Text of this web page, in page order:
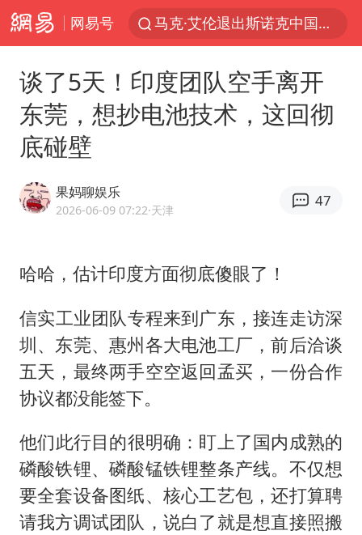
网易号
马克·艾伦退出斯诺克中国公开赛
上四休三，但降薪1000元，你接受吗？
全民健身事业高质量发展
《欢迎来龙餐馆》口碑
茅台部分直营店飞天茅台提价
黄金牛市回来了吗
杭州全市有序停课
乐享全民健身 共筑健康中国
谈了5天！印度团队空手离开
东莞，想抄电池技术，这回彻
底碰壁
果妈聊娱乐
2026-06-09 07:22·天津
47
​​哈哈，估计印度方面彻底傻眼了！
​​信实工业团队专程来到广东，接连走访深
圳、东莞、惠州各大电池工厂，前后洽谈
五天，最终两手空空返回孟买，一份合作
协议都没能签下。
​​他们此行目的很明确：盯上了国内成熟的
磷酸铁锂、磷酸锰铁锂整条产线。不仅想
要全套设备图纸、核心工艺包，还打算聘
请我方调试团队，说白了就是想直接照搬